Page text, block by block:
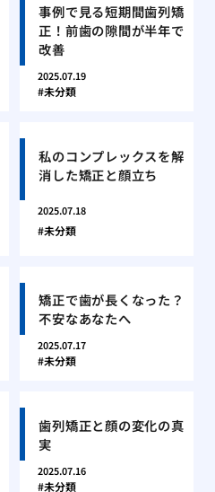
事例で見る短期間歯列矯
正！前歯の隙間が半年で
改善
2025.07.19
未分類
私のコンプレックスを解
消した矯正と顔立ち
2025.07.18
未分類
矯正で歯が長くなった？
不安なあなたへ
2025.07.17
未分類
歯列矯正と顔の変化の真
実
2025.07.16
未分類